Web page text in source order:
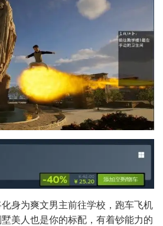
身为爽文男主前往学校，跑车飞机
美人也是你的标配，有着钞能力的